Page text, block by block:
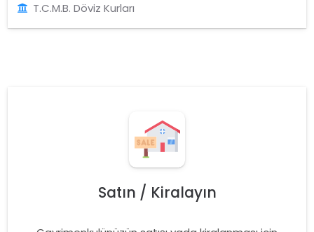
T.C.M.B. Döviz Kurları
Satın / Kiralayın